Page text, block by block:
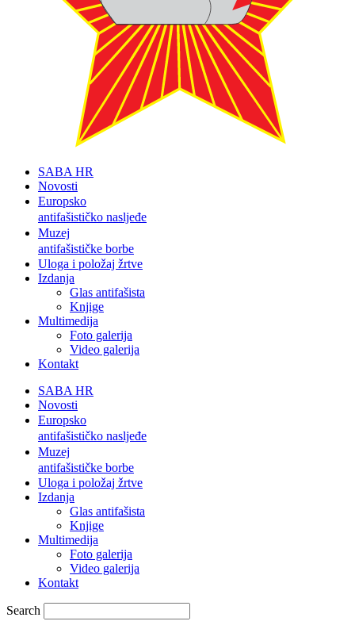
SABA HR
Novosti
Europsko
antifašističko nasljeđe
Muzej
antifašističke borbe
Uloga i položaj žrtve
Izdanja
Glas antifašista
Knjige
Multimedija
Foto galerija
Video galerija
Kontakt
SABA HR
Novosti
Europsko
antifašističko nasljeđe
Muzej
antifašističke borbe
Uloga i položaj žrtve
Izdanja
Glas antifašista
Knjige
Multimedija
Foto galerija
Video galerija
Kontakt
Search